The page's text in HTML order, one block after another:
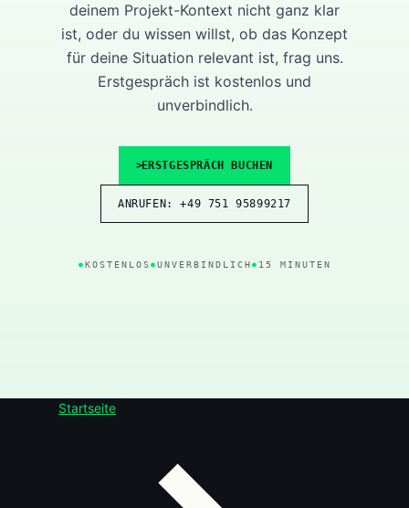
deinem Projekt-Kontext nicht ganz klar
ist, oder du wissen willst, ob das Konzept
für deine Situation relevant ist, frag uns.
Erstgespräch ist kostenlos und
unverbindlich.
ERSTGESPRÄCH BUCHEN
ANRUFEN: +49 751 95899217
KOSTENLOS UNVERBINDLICH 15 MINUTEN
Startseite